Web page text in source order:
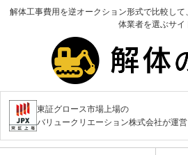
解体工事費用を逆オークション形式で比較し
体業者を選ぶサイ
東証グロース市場上場の
バリュークリエーション株式会社が運営